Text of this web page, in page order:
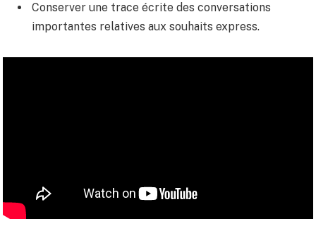
Conserver une trace écrite des conversations
importantes relatives aux souhaits express.